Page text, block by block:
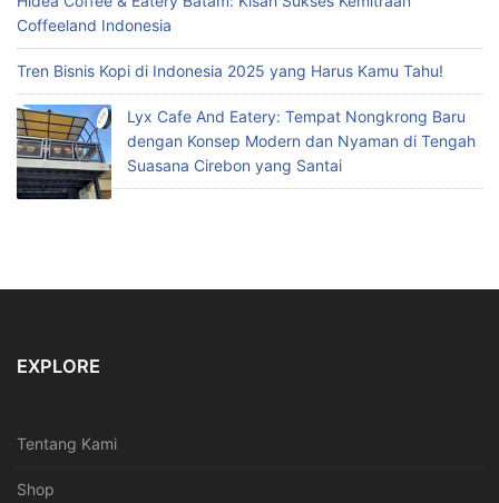
Coffeeland Indonesia
Tren Bisnis Kopi di Indonesia 2025 yang Harus Kamu Tahu!
Lyx Cafe And Eatery: Tempat Nongkrong Baru
dengan Konsep Modern dan Nyaman di Tengah
Suasana Cirebon yang Santai
EXPLORE
Tentang Kami
Shop